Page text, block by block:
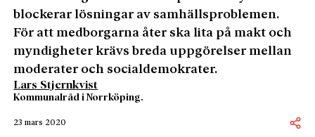
blockerar lösningar av samhällsproblemen.
För att medborgarna åter ska lita på makt och
myndigheter krävs breda uppgörelser mellan
moderater och socialdemokrater.
Lars Stjernkvist
Kommunalråd i Norrköping.
23 mars 2020